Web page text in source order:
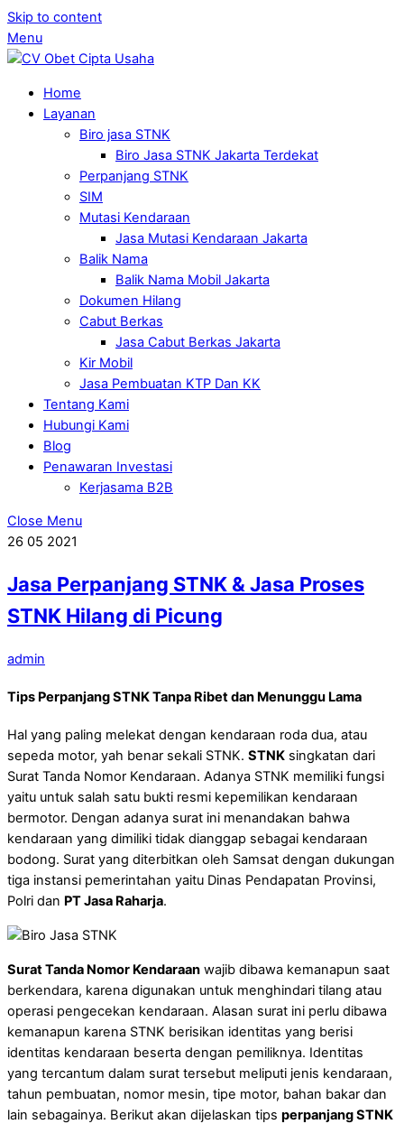
Skip to content
Menu
Home
Layanan
Biro jasa STNK
Biro Jasa STNK Jakarta Terdekat
Perpanjang STNK
SIM
Mutasi Kendaraan
Jasa Mutasi Kendaraan Jakarta
Balik Nama
Balik Nama Mobil Jakarta
Dokumen Hilang
Cabut Berkas
Jasa Cabut Berkas Jakarta
Kir Mobil
Jasa Pembuatan KTP Dan KK
Tentang Kami
Hubungi Kami
Blog
Penawaran Investasi
Kerjasama B2B
Close Menu
26 05 2021
Jasa Perpanjang STNK & Jasa Proses
STNK Hilang di Picung
admin
Tips Perpanjang STNK Tanpa Ribet dan Menunggu Lama
Hal yang paling melekat dengan kendaraan roda dua, atau
sepeda motor, yah benar sekali STNK. STNK singkatan dari
Surat Tanda Nomor Kendaraan. Adanya STNK memiliki fungsi
yaitu untuk salah satu bukti resmi kepemilikan kendaraan
bermotor. Dengan adanya surat ini menandakan bahwa
kendaraan yang dimiliki tidak dianggap sebagai kendaraan
bodong. Surat yang diterbitkan oleh Samsat dengan dukungan
tiga instansi pemerintahan yaitu Dinas Pendapatan Provinsi,
Polri dan PT Jasa Raharja.
Surat Tanda Nomor Kendaraan wajib dibawa kemanapun saat
berkendara, karena digunakan untuk menghindari tilang atau
operasi pengecekan kendaraan. Alasan surat ini perlu dibawa
kemanapun karena STNK berisikan identitas yang berisi
identitas kendaraan beserta dengan pemiliknya. Identitas
yang tercantum dalam surat tersebut meliputi jenis kendaraan,
tahun pembuatan, nomor mesin, tipe motor, bahan bakar dan
lain sebagainya. Berikut akan dijelaskan tips perpanjang STNK